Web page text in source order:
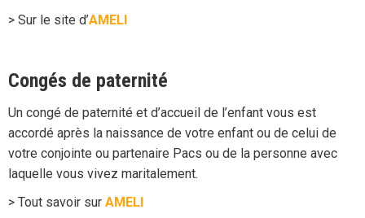
> Sur le site d’AMELI
Congés de paternité
Un congé de paternité et d’accueil de l’enfant vous est
accordé après la naissance de votre enfant ou de celui de
votre conjointe ou partenaire Pacs ou de la personne avec
laquelle vous vivez maritalement.
> Tout savoir sur AMELI